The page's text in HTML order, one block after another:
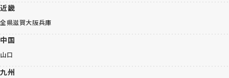
近畿
全県滋賀大阪兵庫
中国
山口
九州